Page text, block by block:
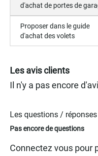
d'achat de portes de
Proposer dans le guide
d'achat des volets
Les avis clients
Il n'y a pas encore
Les questions / réponses
Pas encore de questions
Connectez vous pour